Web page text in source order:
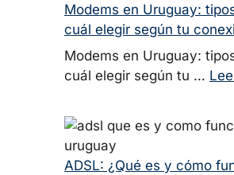
Modems en Uruguay:
cuál elegir según tu
Modems en Uruguay:
cuál elegir según tu …
ADSL: ¿Qué es y cómo